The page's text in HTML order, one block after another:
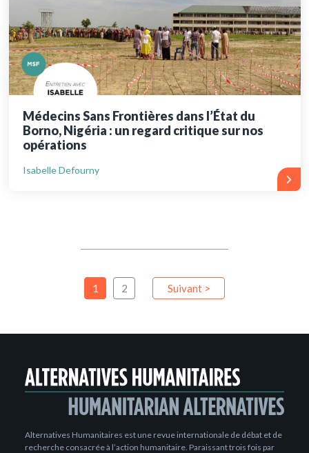
Médecins Sans Frontières dans l’État du
Borno, Nigéria : un regard critique sur nos
opérations
Isabelle Defourny
1 2 Suivant >
Alternatives Humanitaires est une revue internationale de débat et de
recherche consacrée à l’action humanitaire. Paraissant trois fois par